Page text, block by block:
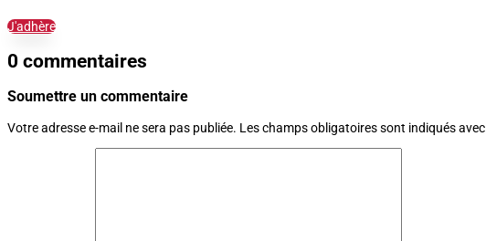
J'adhère
0 commentaires
Soumettre un commentaire
Votre adresse e-mail ne sera pas publiée. Les champs obligatoires sont indiqués avec